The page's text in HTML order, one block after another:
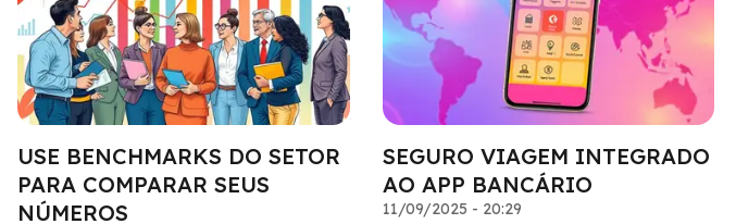
USE BENCHMARKS DO SETOR
PARA COMPARAR SEUS
NÚMEROS
SEGURO VIAGEM INTEGRADO
AO APP BANCÁRIO
11/09/2025 - 20:29